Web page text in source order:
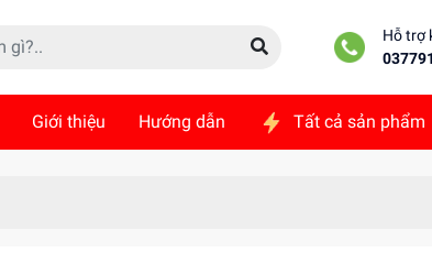
Hỗ trợ
Giới thiệu Hướng dẫn Tất cả sản phẩm